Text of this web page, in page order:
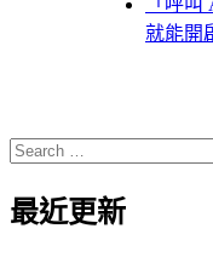
就能開
Search
for:
最近更新